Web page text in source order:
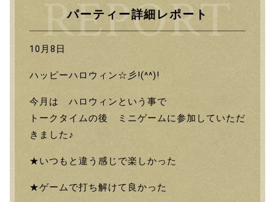
パーティー詳細レポート
10月8日
ハッピーハロウィン☆彡!(^^)!
今月は ハロウィンという事で
トークタイムの後 ミニゲームに参加していただ
きました♪
★いつもと違う感じで楽しかった
★ゲームで打ち解けて良かった